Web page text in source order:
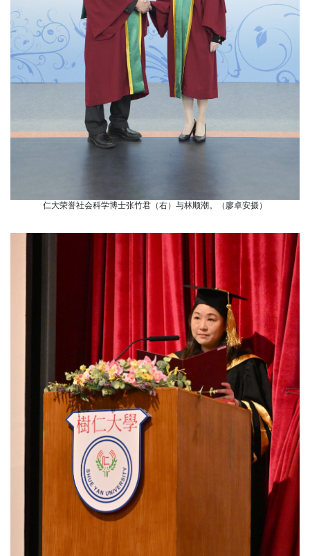
仁大荣誉社会科学博士张竹君（右）与林顺潮。（廖卓安摄）